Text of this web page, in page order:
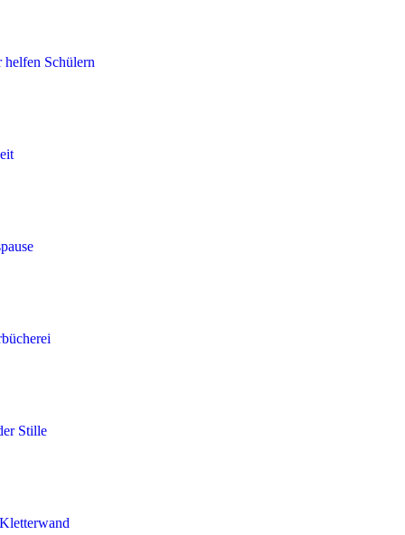
helfen Schülern
Stille